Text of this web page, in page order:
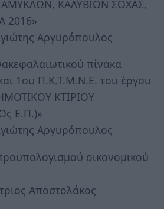
ΑΜΥΚΛΩΝ, ΚΑΛΥΒΙΩΝ ΣΟΧΑΣ,
2016»
Αργυρόπουλος
πίνακα
1ου Π.Κ.Τ.Μ.Ν.Ε. του έργου
ΚΤΙΡΙΟΥ
Ε.Π.)»
Αργυρόπουλος
οικονομικού
Αποστολάκος